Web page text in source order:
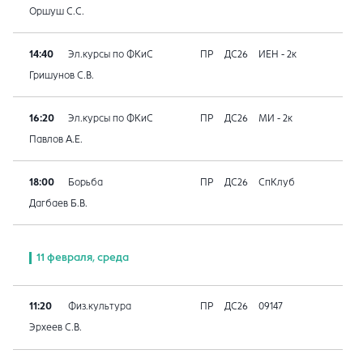
Оршуш С.С.
14:40 Эл.курсы по ФКиС ПР ДС26 ИЕН - 2к
Гришунов С.В.
16:20 Эл.курсы по ФКиС ПР ДС26 МИ - 2к
Павлов А.Е.
18:00 Борьба ПР ДС26 СпКлуб
Дагбаев Б.В.
11 февраля, среда
11:20 Физ.культура ПР ДС26 09147
Эрхеев С.В.